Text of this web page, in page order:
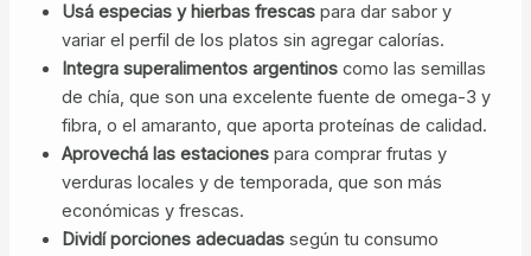
Usá especias y hierbas frescaspara dar sabor y
variar el perfil de los platos sin agregar calorías.
Integra superalimentos argentinoscomo las semillas
de chía, que son una excelente fuente de omega-3 y
fibra, o el amaranto, que aporta proteínas de calidad.
Aprovechá las estacionespara comprar frutas y
verduras locales y de temporada, que son más
económicas y frescas.
Dividí porciones adecuadassegún tu consumo